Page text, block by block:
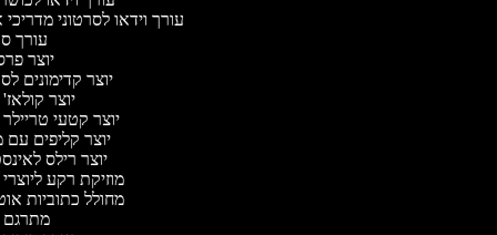
עורך וידאו לסרטוני
עורך
יוצר
יוצר קדימונים
יוצר
יוצר קטעי
יוצר קליפים
יוצר רילס
מוזיקת רקע
מחולל כתוביות